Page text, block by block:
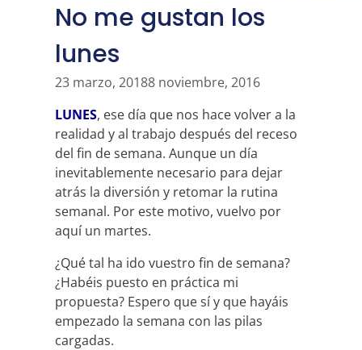
No me gustan los
lunes
23 marzo, 20188 noviembre, 2016
LUNES, ese día que nos hace volver a la
realidad y al trabajo después del receso
del fin de semana. Aunque un día
inevitablemente necesario para dejar
atrás la diversión y retomar la rutina
semanal. Por este motivo, vuelvo por
aquí un martes.
¿Qué tal ha ido vuestro fin de semana?
¿Habéis puesto en práctica mi
propuesta? Espero que sí y que hayáis
empezado la semana con las pilas
cargadas.